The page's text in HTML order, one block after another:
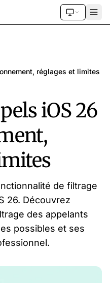
réglages et limites
iOS 26
de filtrage
26. Découvrez
des appelants
possibles et ses